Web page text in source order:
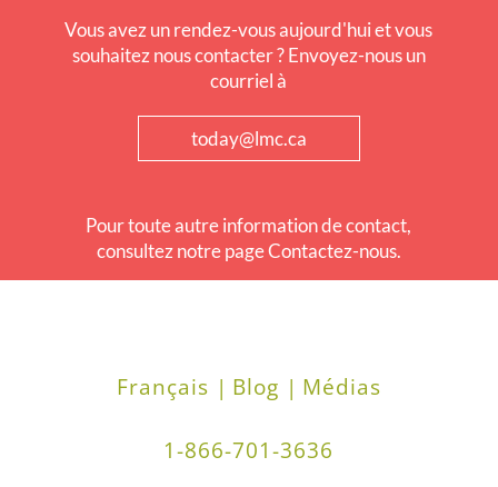
Vous avez un rendez-vous aujourd'hui et vous
souhaitez nous contacter ? Envoyez-nous un
courriel à
today@lmc.ca
Pour toute autre information de contact,
consultez notre page Contactez-nous.
Français | Blog | Médias
1-866-701-3636